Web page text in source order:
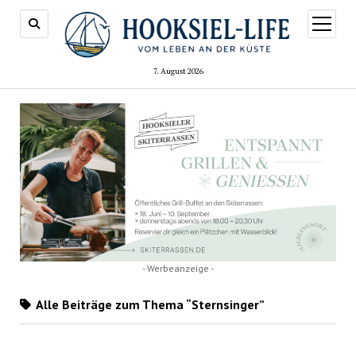
7. August 2026
Menü
öffnen
- Werbeanzeige -
Alle Beiträge zum Thema “Sternsinger”